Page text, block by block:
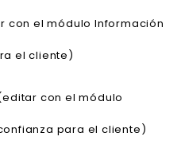
con el módulo Información
el cliente)
con el módulo
para el cliente)